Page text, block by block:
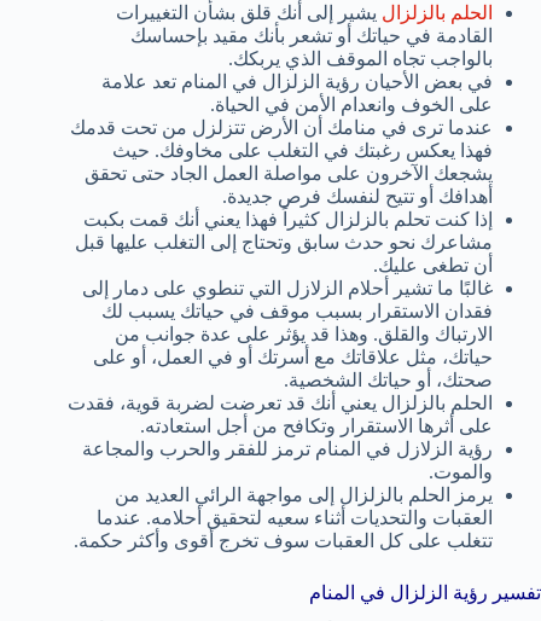
الحلم بالزلزال يشير إلى أنك قلق بشأن التغييرات
القادمة في حياتك أو تشعر بأنك مقيد بإحساسك
بالواجب تجاه الموقف الذي يربكك.
في بعض الأحيان رؤية الزلزال في المنام تعد علامة
على الخوف وانعدام الأمن في الحياة.
عندما ترى في منامك أن الأرض تتزلزل من تحت قدمك
فهذا يعكس رغبتك في التغلب على مخاوفك. حيث
يشجعك الآخرون على مواصلة العمل الجاد حتى تحقق
أهدافك أو تتيح لنفسك فرص جديدة.
إذا كنت تحلم بالزلزال كثيراً فهذا يعني أنك قمت بكبت
مشاعرك نحو حدث سابق وتحتاج إلى التغلب عليها قبل
أن تطغى عليك.
غالبًا ما تشير أحلام الزلازل التي تنطوي على دمار إلى
فقدان الاستقرار بسبب موقف في حياتك يسبب لك
الارتباك والقلق. وهذا قد يؤثر على عدة جوانب من
حياتك، مثل علاقاتك مع أسرتك أو في العمل، أو على
صحتك، أو حياتك الشخصية.
الحلم بالزلزال يعني أنك قد تعرضت لضربة قوية، فقدت
على أثرها الاستقرار وتكافح من أجل استعادته.
رؤية الزلازل في المنام ترمز للفقر والحرب والمجاعة
والموت.
يرمز الحلم بالزلزال إلى مواجهة الرائي العديد من
العقبات والتحديات أثناء سعيه لتحقيق أحلامه. عندما
تتغلب على كل العقبات سوف تخرج أقوى وأكثر حكمة.
تفسير رؤية الزلزال في المنام